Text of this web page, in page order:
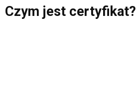
Czym jest certyfikat?